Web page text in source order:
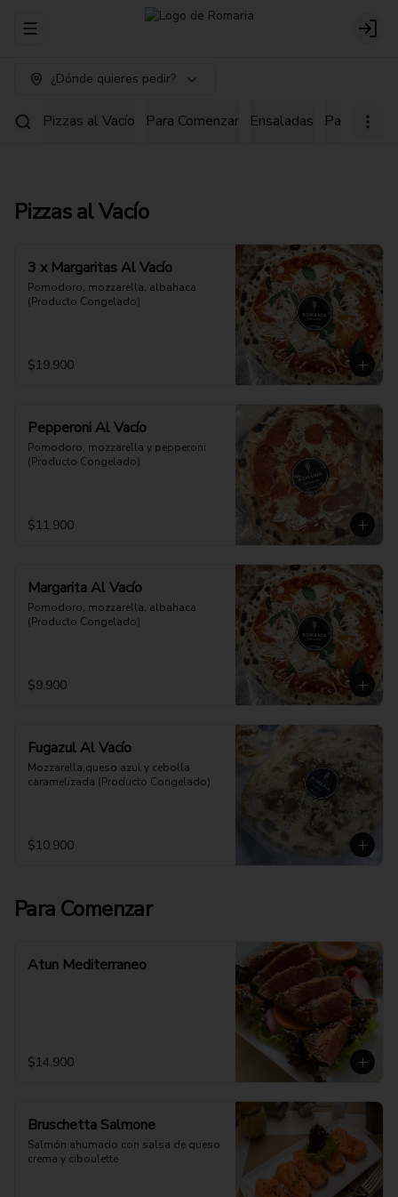
Abrir menu de navegación Login
¿Dónde quieres pedir?
Pizzas al Vacío Para Comenzar Ensaladas Pastas
Pizzas al Vacío
3 x Margaritas Al Vacío
Pomodoro, mozzarella, albahaca
(Producto Congelado)
$19.900
Pepperoni Al Vacío
Pomodoro, mozzarella y pepperoni
(Producto Congelado)
$11.900
Margarita Al Vacío
Pomodoro, mozzarella, albahaca
(Producto Congelado)
$9.900
Fugazul Al Vacío
Mozzarella,queso azul y cebolla
caramelizada (Producto Congelado)
$10.900
Para Comenzar
Atun Mediterraneo
$14.900
Bruschetta Salmone
Salmón ahumado con salsa de queso
crema y ciboulette